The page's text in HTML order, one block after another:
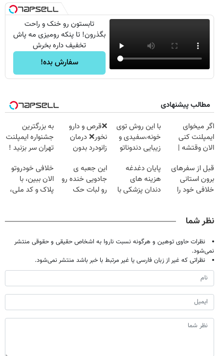
تابستون رو خنک و راحت
بگذرون! تا پنکه رومیزی مه پاش
تخفیف داره بخرش
سفارش بده!
مطالب پیشنهادی
اگر میخوای
ایمپلنت کنی
الان وقتشه |
میلیون تومان!!!
با این روش توی
خونه،سفیدی و
زیبایی دندوناتو
(40%off)
❌قرص‌ و دارو
نخور❌ درمان
زانودرد بدون
به بزرگترین
جشنواره ایمپلنت
تهران سر بزنید !
میلیون !
قبل از سفرهای
برون استانی
خلافی خود را
پایان دغدغه
هزینه های
دندان پزشکی با
این جعبه ی
جادویی خنده رو
رو لبات حک
خلافی خودروتو
الان ببین، با
پلاک و کد ملی،
نظر شما
نظرات حاوی توهین و هرگونه نسبت ناروا به اشخاص حقیقی و حقوقی منتشر
نمی‌شود.
نظراتی که غیر از زبان فارسی یا غیر مرتبط با خبر باشد منتشر نمی‌شود.